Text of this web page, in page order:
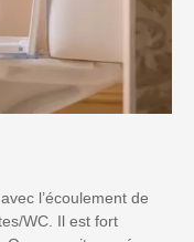
l’écoulement de
WC. Il est fort